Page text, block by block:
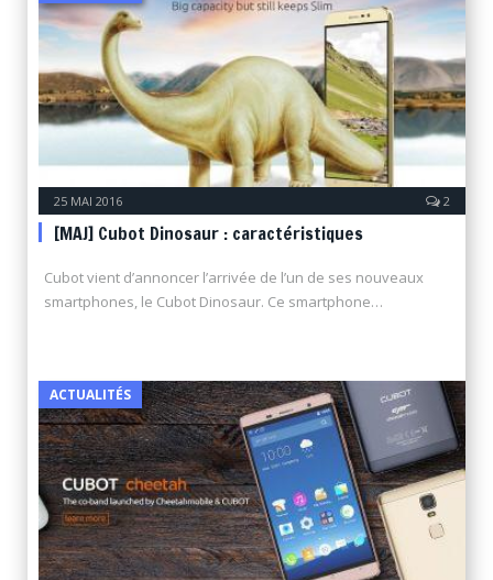
25 MAI 2016 2
[MAJ] Cubot Dinosaur : caractéristiques
Cubot vient d’annoncer l’arrivée de l’un de ses nouveaux
smartphones, le Cubot Dinosaur. Ce smartphone…
ACTUALITÉS